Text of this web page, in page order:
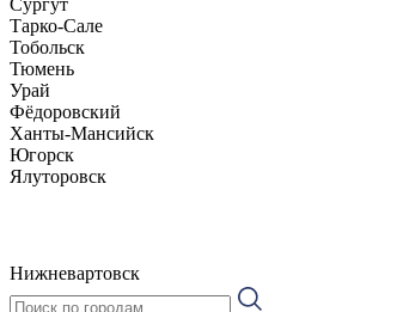
Тарко-Сале
Тобольск
Тюмень
Урай
Фёдоровский
Ханты-Мансийск
Югорск
Ялуторовск
Нижневартовск